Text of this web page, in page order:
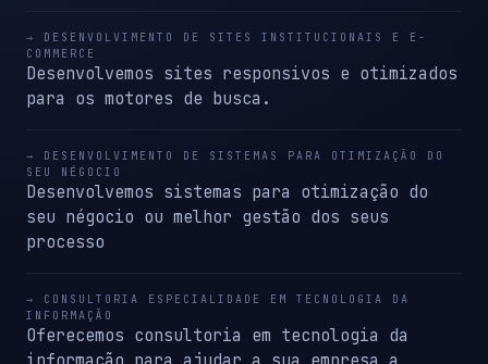
→ DESENVOLVIMENTO DE SITES INSTITUCIONAIS E E-
COMMERCE
Desenvolvemos sites responsivos e otimizados
para os motores de busca.
→ DESENVOLVIMENTO DE SISTEMAS PARA OTIMIZAÇÃO DO
SEU NÉGOCIO
Desenvolvemos sistemas para otimização do
seu négocio ou melhor gestão dos seus
processo
→ CONSULTORIA ESPECIALIDADE EM TECNOLOGIA DA
INFORMAÇÃO
Oferecemos consultoria em tecnologia da